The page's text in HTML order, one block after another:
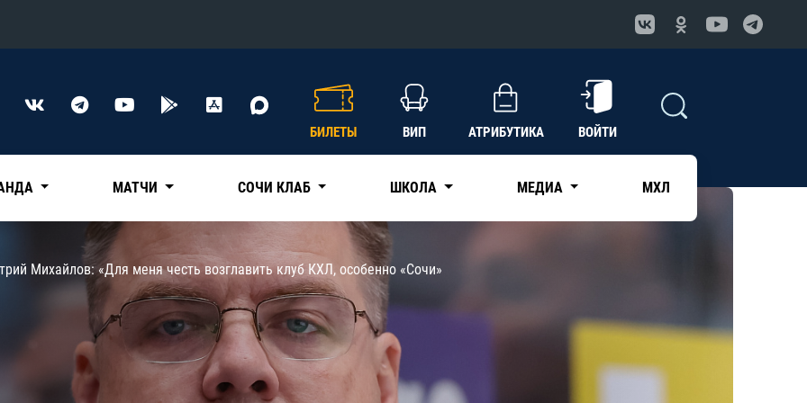
Конференция «Восток»
Нефтехимик
Трактор
Дивизион Чернышева
Авангард
Адмирал
КХЛ
БИЛЕТЫ ВИП АТРИБУТИКА ВОЙТИ
МАТЧИ СОЧИ КЛАБ ШКОЛА МЕДИА МХЛ
Михайлов: «Для меня честь возглавить клуб КХЛ, особенно «Сочи»